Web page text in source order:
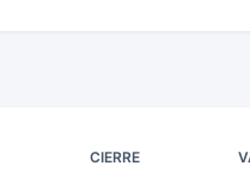
CIERRE